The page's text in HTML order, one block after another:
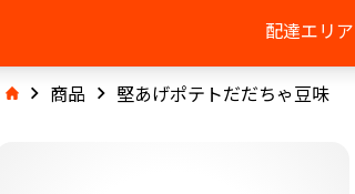
配達エリア
商品 堅あげポテトだだちゃ豆味